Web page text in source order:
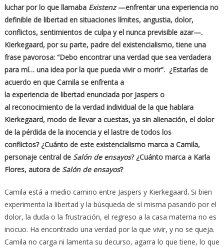
luchar por lo que llamaba Existenz—enfrentar una experiencia no
definible de libertad en situaciones límites, angustia, dolor,
conflictos, sentimientos de culpa y el nunca previsible azar—.
Kierkegaard, por su parte, padre del existencialismo, tiene una
frase pavorosa: “Debo encontrar una verdad que sea verdadera
para mí… una idea por la que pueda vivir o morir”. ¿Estarías de
acuerdo en que Camila se enfrenta a
la experiencia de libertadenunciada por Jaspers o
al reconocimiento de la verdad individualde la que hablara
Kierkegaard, modo de llevar a cuestas, ya sin alienación, el dolor
de la pérdida de la inocencia y el lastre de todos los
conflictos? ¿Cuánto de este existencialismo marca a Camila,
personaje central de Salón de ensayos? ¿Cuánto marca a Karla
Flores, autora de Salón de ensayos?
Camila está a medio camino entre Jaspers y Kierkegaard. Si bien
experimenta la libertad y la búsqueda de sí misma pasando por el
dolor, la duda o la frustración, el regreso a la casa materna no es
inocuo. Ha encontrado una verdad por la que vivir, y no se queja.
Camila no carga ni lamenta su decurso, agarra lo que tiene, lo que